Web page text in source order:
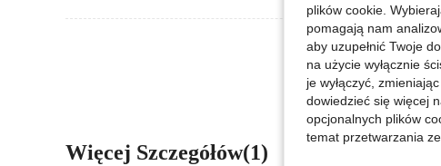
Zobacz Więcej
Więcej Szczegółów(1)
plików cookie.
pomagają nam
aby uzupełnić Twoje
na użycie wyłącznie
je wyłączyć,
dowiedzieć się więcej
opcjonalnych plików
temat przetwarzania